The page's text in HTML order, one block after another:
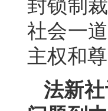
封锁制
社会一
主权和
法新